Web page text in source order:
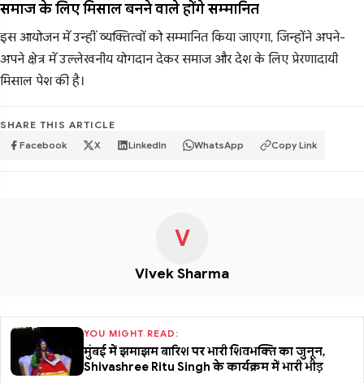
समाज के लिए मिसाल बनने वाले होंगे सम्मानित
इस आयोजन में उन्हीं व्यक्तित्वों को सम्मानित किया जाएगा, जिन्होंने अपने-
अपने क्षेत्र में उल्लेखनीय योगदान देकर समाज और देश के लिए प्रेरणादायी
मिसाल पेश की है।
SHARE THIS ARTICLE
Facebook X LinkedIn WhatsApp Copy Link
V
Vivek Sharma
YOU MIGHT READ:
मुंबई में झमाझम बारिश पर भारी शिवभक्ति का जुनून,
Shivashree Ritu Singh के कार्यक्रम में भारी भीड़